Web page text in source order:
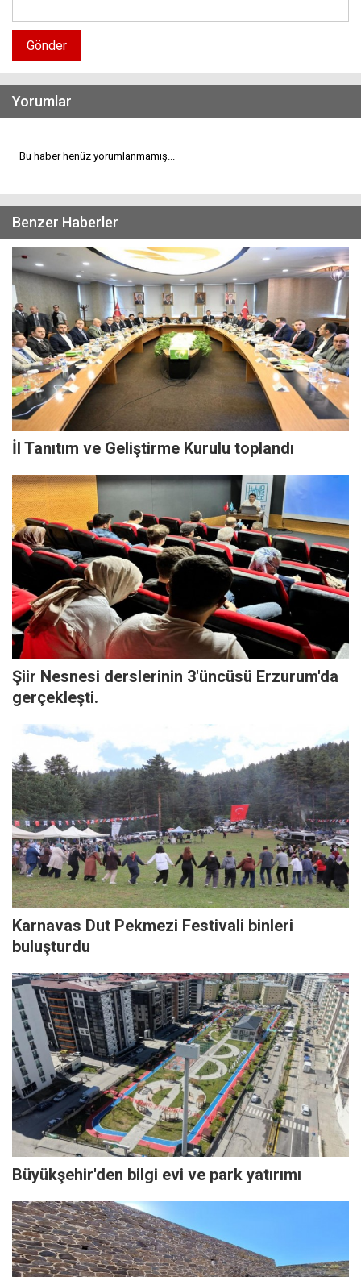
Gönder
Yorumlar
Bu haber henüz yorumlanmamış...
Benzer Haberler
İl Tanıtım ve Geliştirme Kurulu toplandı
Şiir Nesnesi derslerinin 3'üncüsü Erzurum'da
gerçekleşti.
Karnavas Dut Pekmezi Festivali binleri
buluşturdu
Büyükşehir'den bilgi evi ve park yatırımı